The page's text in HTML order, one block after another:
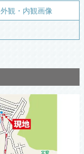
外観・内観画像